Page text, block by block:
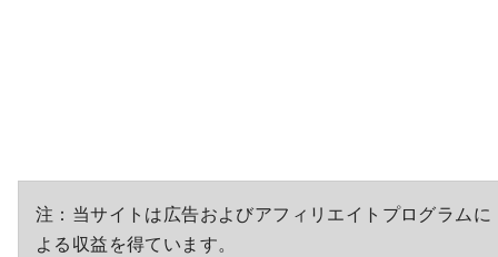
注：当サイトは広告およびアフィリエイトプログラムに
よる収益を得ています。